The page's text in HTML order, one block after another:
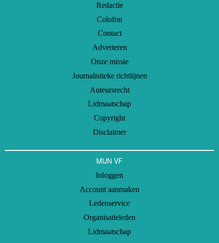
Redactie
Colofon
Contact
Adverteren
Onze missie
Journalistieke richtlijnen
Auteursrecht
Lidmaatschap
Copyright
Disclaimer
MIJN VF
Inloggen
Account aanmaken
Ledenservice
Organisatieleden
Lidmaatschap